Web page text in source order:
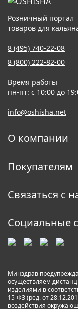
Розничный портал
товаров для
8 (495) 740-22-08
8 (800) 222-82-00
Время работы
пн-пт: с 10:00 до
info@oshisha.net
О компании
Покупателям
Социальные
Минздрав
осуществляем
изделиями в
15-ФЗ (ред. от
воздействия